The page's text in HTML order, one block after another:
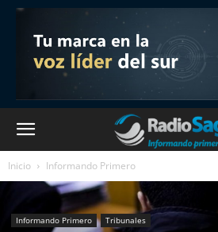
Inicio Informando Primero
Informando Primero Tribunales